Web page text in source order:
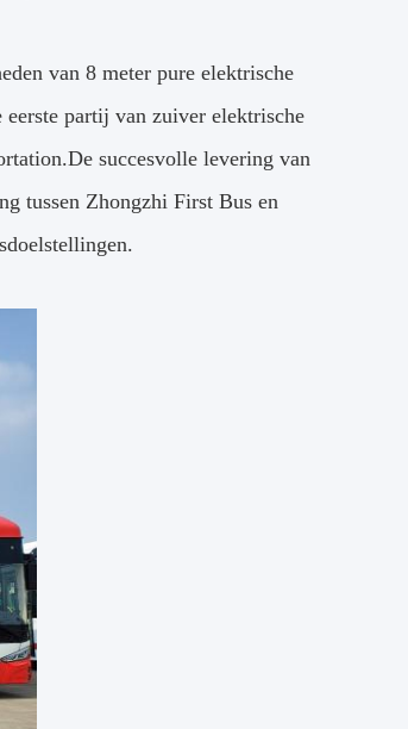
van 8 meter pure elektrische
partij van zuiver elektrische
succesvolle levering van
tussen Zhongzhi First Bus en